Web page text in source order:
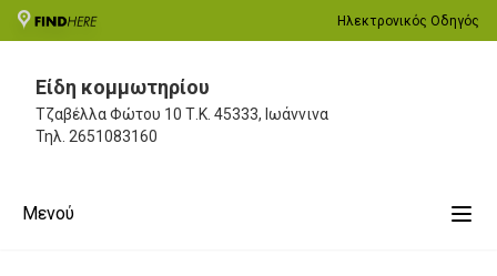
Ηλεκτρονικός Οδηγός
Είδη κομμωτηρίου
Τζαβέλλα Φώτου 10 Τ.Κ. 45333, Ιωάννινα
Τηλ. 2651083160
Μενού